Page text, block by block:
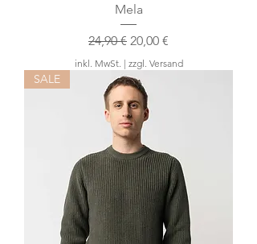
Mela
Standardpreis
24,90 € Sale-Preis
20,00 €
inkl. MwSt. | zzgl. Versand
SALE